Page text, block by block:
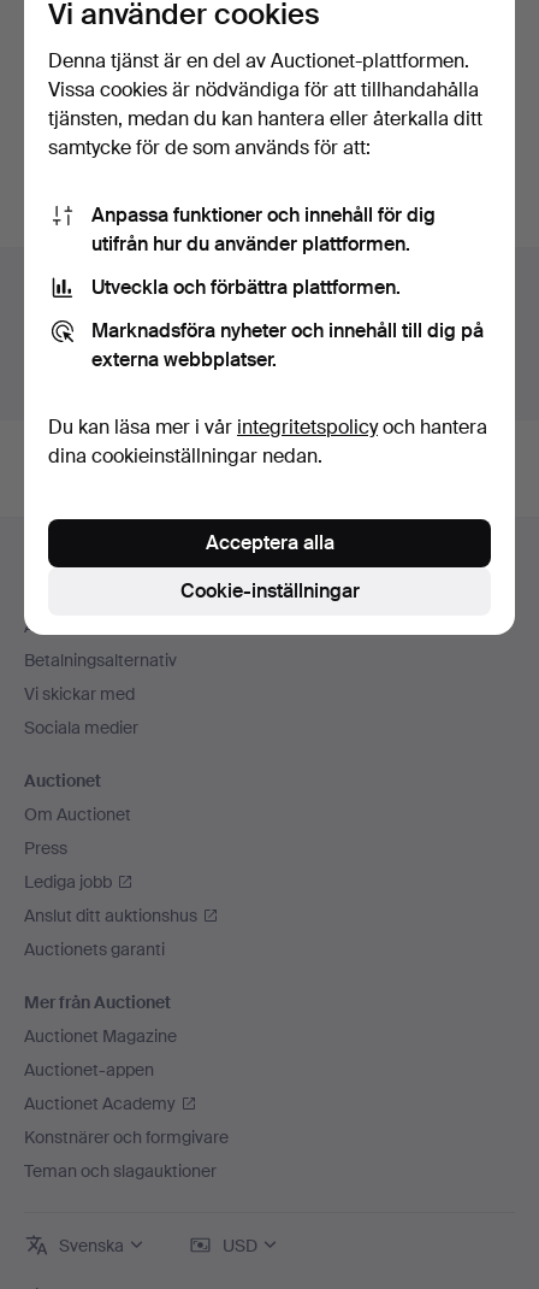
ANTIKT MATBORD.
Klubbades 29 jun 2019
14 bud
232 USD
Auktionsarkivet
Du söker i vårt arkiv över avslutade auktioner.
Sidfotsnavigation
Hjälp och kontakt
Alla auktionshus
Betalningsalternativ
Vi skickar med
Sociala medier
Auctionet
Om Auctionet
Press
Lediga jobb
Anslut ditt auktionshus
Auctionets garanti
Mer från Auctionet
Auctionet Magazine
Auctionet-appen
Auctionet Academy
Konstnärer och formgivare
Teman och slagauktioner
Svenska USD
Vi använder cookies
Denna tjänst är en del av Auctionet-plattformen.
Vissa cookies är nödvändiga för att tillhandahålla
tjänsten, medan du kan hantera eller återkalla ditt
samtycke för de som används för att:
Anpassa funktioner och innehåll för dig
utifrån hur du använder plattformen.
Utveckla och förbättra plattformen.
Marknadsföra nyheter och innehåll till dig på
externa webbplatser.
Du kan läsa mer i vår integritetspolicyoch hantera
dina cookieinställningar nedan.
Cookie-inställningar
Acceptera alla